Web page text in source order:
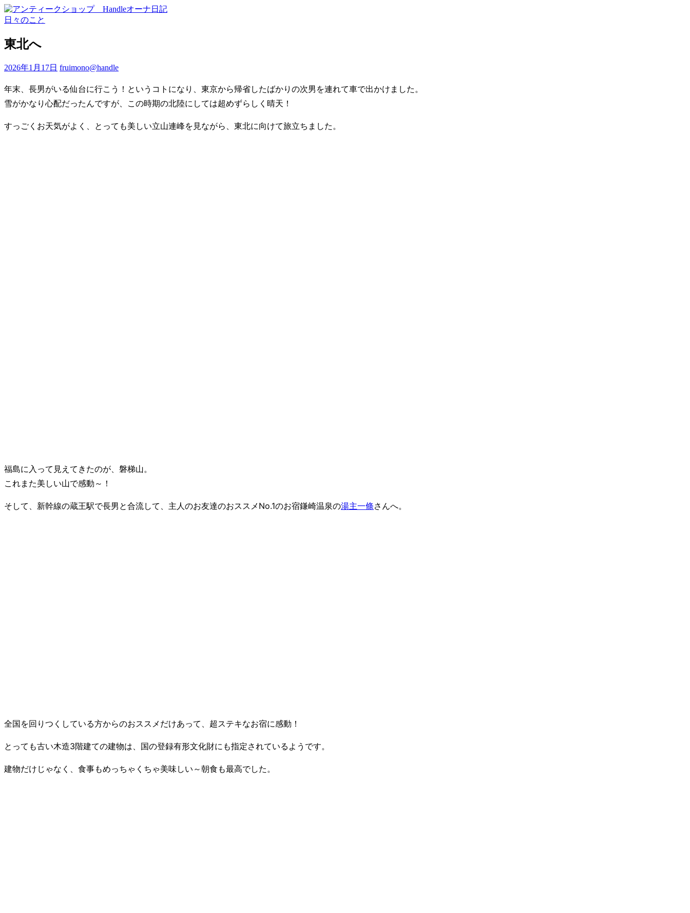
日々のこと
東北へ
2026年1月17日 fruimono@handle
年末、長男がいる仙台に行こう！というコトになり、東京から帰省したばかりの次男を連れて車で出かけました。
雪がかなり心配だったんですが、この時期の北陸にしては超めずらしく晴天！
すっごくお天気がよく、とっても美しい立山連峰を見ながら、東北に向けて旅立ちました。
福島に入って見えてきたのが、磐梯山。
これまた美しい山で感動～！
そして、新幹線の蔵王駅で長男と合流して、主人のお友達のおススメNo.1のお宿鎌崎温泉の湯主一條さんへ。
全国を回りつくしている方からのおススメだけあって、超ステキなお宿に感動！
とっても古い木造3階建ての建物は、国の登録有形文化財にも指定されているようです。
建物だけじゃなく、食事もめっちゃくちゃ美味しい～朝食も最高でした。